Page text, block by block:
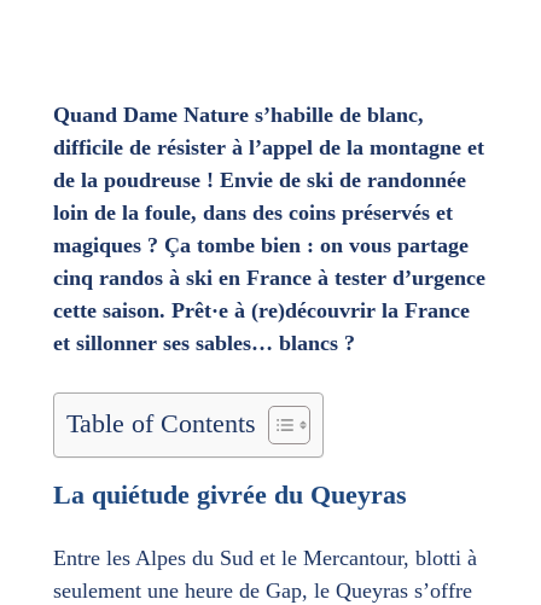
Quand Dame Nature s’habille de blanc,
difficile de résister à l’appel de la montagne et
de la poudreuse ! Envie de ski de randonnée
loin de la foule, dans des coins préservés et
magiques ? Ça tombe bien : on vous partage
cinq randos à ski en France à tester d’urgence
cette saison. Prêt·e à (re)découvrir la France
et sillonner ses sables… blancs ?
Table of Contents
La quiétude givrée du Queyras
Entre les Alpes du Sud et le Mercantour, blotti à
seulement une heure de Gap, le Queyras s’offre